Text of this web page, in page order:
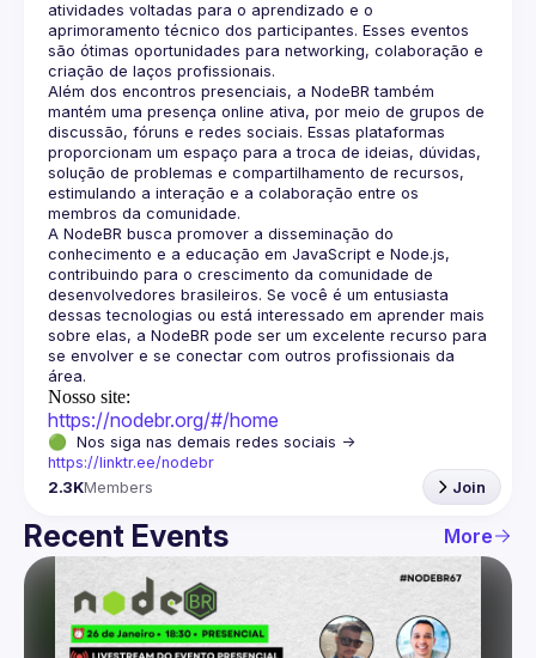
atividades voltadas para o aprendizado e o
aprimoramento técnico dos participantes. Esses eventos
são ótimas oportunidades para networking, colaboração e
Além dos encontros presenciais, a NodeBR também
mantém uma presença online ativa, por meio de grupos de
discussão, fóruns e redes sociais. Essas plataformas
proporcionam um espaço para a troca de ideias, dúvidas,
solução de problemas e compartilhamento de recursos,
estimulando a interação e a colaboração entre os
A NodeBR busca promover a disseminação do
conhecimento e a educação em JavaScript e Node.js,
contribuindo para o crescimento da comunidade de
desenvolvedores brasileiros. Se você é um entusiasta
dessas tecnologias ou está interessado em aprender mais
sobre elas, a NodeBR pode ser um excelente recurso para
se envolver e se conectar com outros profissionais da
Nosso site:
https://nodebr.org/#/home
https://linktr.ee/nodebr
2.3KMembers Join
Recent Events More